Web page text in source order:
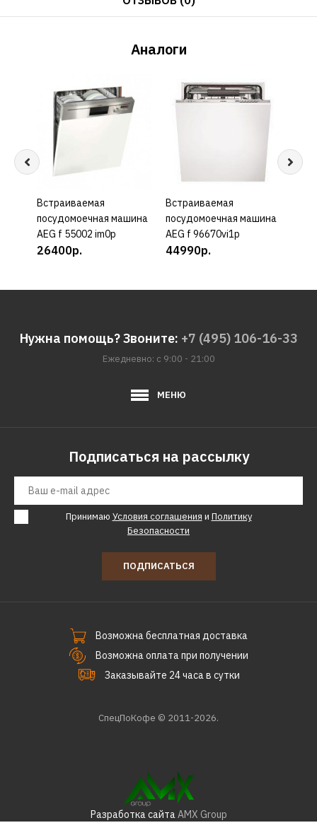
Аналоги
КУПИТЬ
Встраиваемая
посудомоечная машина
AEG f 55002 im0p
26400р.
КУПИТЬ
Встраиваемая
посудомоечная машина
AEG f 96670vi1p
44990р.
Нужна помощь? Звоните: +7 (495) 106-16-33
Ежедневно: с 9:00 - 21:00
МЕНЮ
Подписаться на рассылку
Принимаю Условия соглашения и Политику
Безопасности
ПОДПИСАТЬСЯ
Возможна бесплатная доставка
Возможна оплата при получении
Заказывайте 24 часа в сутки
СпецПоКофе © 2011-2026.
Разработка сайтаAMX Group